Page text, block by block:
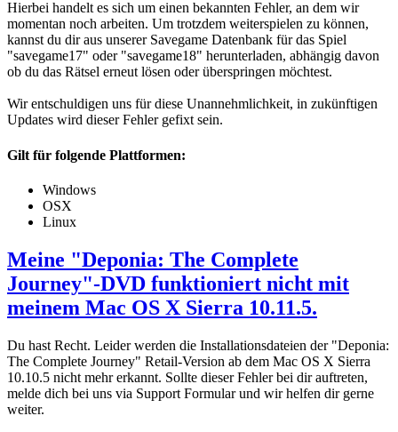
Hierbei handelt es sich um einen bekannten Fehler, an dem wir
momentan noch arbeiten. Um trotzdem weiterspielen zu können,
kannst du dir aus unserer Savegame Datenbank für das Spiel
"savegame17" oder "savegame18" herunterladen, abhängig davon
ob du das Rätsel erneut lösen oder überspringen möchtest.
Wir entschuldigen uns für diese Unannehmlichkeit, in zukünftigen
Updates wird dieser Fehler gefixt sein.
Gilt für folgende Plattformen:
Windows
OSX
Linux
Meine "Deponia: The Complete
Journey"-DVD funktioniert nicht mit
meinem Mac OS X Sierra 10.11.5.
Du hast Recht. Leider werden die Installationsdateien der "Deponia:
The Complete Journey" Retail-Version ab dem Mac OS X Sierra
10.10.5 nicht mehr erkannt. Sollte dieser Fehler bei dir auftreten,
melde dich bei uns via Support Formular und wir helfen dir gerne
weiter.